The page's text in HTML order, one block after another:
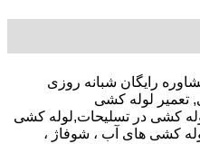
با تخفیف .مشاوره رایگان شبانه روزی
تعمیر لوله کشی
کشی در تسلیحات,لوله کشی
کشی های آب ، شوفاژ ،